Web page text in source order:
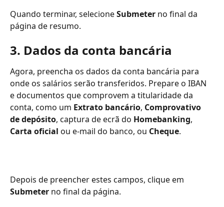
Quando terminar, selecione Submeter no final da
página de resumo.
3. Dados da conta bancária
Agora, preencha os dados da conta bancária para
onde os salários serão transferidos. Prepare o IBAN
e documentos que comprovem a titularidade da
conta, como um Extrato bancário, Comprovativo
de depósito, captura de ecrã do Homebanking,
Carta oficial ou e-mail do banco, ou Cheque.
Depois de preencher estes campos, clique em
Submeter no final da página.